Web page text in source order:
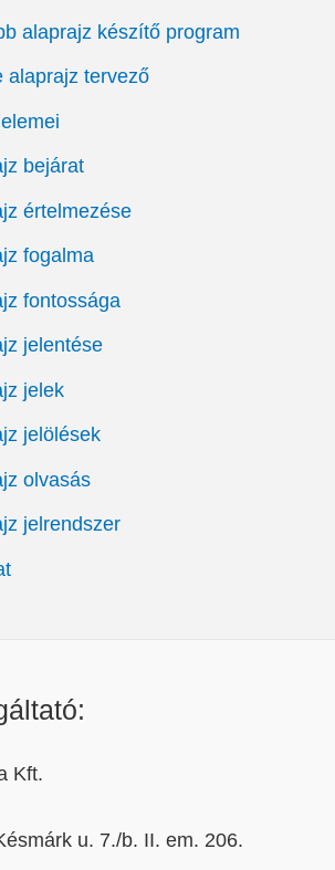
alaprajz készítő program
alaprajz tervező
bejárat
értelmezése
fogalma
fontossága
jelentése
jelek
jelölések
olvasás
jelrendszer
Kft.
u. 7./b. II. em. 206.